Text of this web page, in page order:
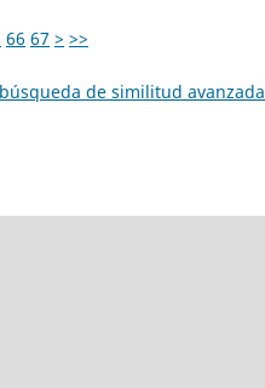
66 67 > >>
de similitud avanzada